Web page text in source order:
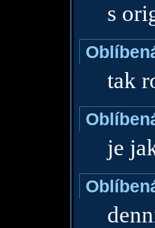
s
tak
je